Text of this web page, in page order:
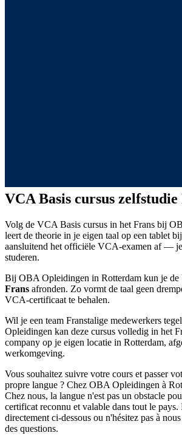
VCA Basis cursus zelfstudie
Volg de VCA Basis cursus in het Frans bij
leert de theorie in je eigen taal op een tablet
aansluitend het officiële VCA-examen af —
studeren.
Bij OBA Opleidingen in Rotterdam kun je
Frans afronden. Zo vormt de taal geen
VCA-certificaat te behalen.
Wil je een team Franstalige medewerkers
Opleidingen kan deze cursus volledig in het
company op je eigen locatie in Rotterdam,
werkomgeving.
Vous souhaitez suivre votre cours et passer
propre langue ? Chez OBA Opleidingen à
Chez nous, la langue n'est pas un obstacle
certificat reconnu et valable dans tout le
directement ci-dessous ou n'hésitez pas à
des questions.